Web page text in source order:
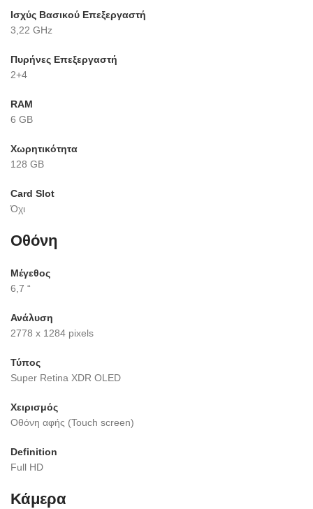
Ισχύς Βασικού Επεξεργαστή
3,22 GHz
Πυρήνες Επεξεργαστή
2+4
RAM
6 GB
Χωρητικότητα
128 GB
Card Slot
Όχι
Οθόνη
Μέγεθος
6,7 “
Ανάλυση
2778 x 1284 pixels
Τύπος
Super Retina XDR OLED
Χειρισμός
Οθόνη αφής (Touch screen)
Definition
Full HD
Κάμερα